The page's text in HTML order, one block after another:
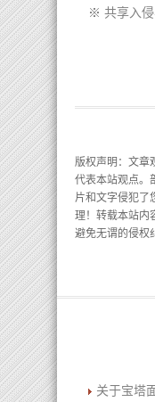
※ 共享入
版权声明 ：文章
代表本站观点。
片和文字侵犯了
理！转载本站内
避免无谓的侵权
关于宝塔